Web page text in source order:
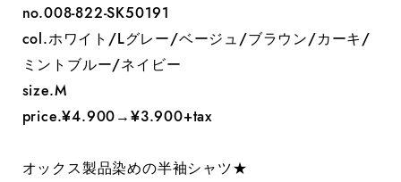
no.008-822-SK50191
col.ホワイト/Lグレー/ベージュ/ブラウン/カーキ/
ミントブルー/ネイビー
size.M
price.¥4.900→¥3.900+tax
オックス製品染めの半袖シャツ★